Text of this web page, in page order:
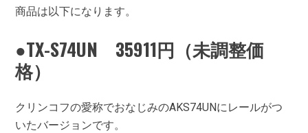
商品は以下になります。
●TX-S74UN 35911円（未調整価
格）
クリンコフの愛称でおなじみのAKS74UNにレールがつ
いたバージョンです。